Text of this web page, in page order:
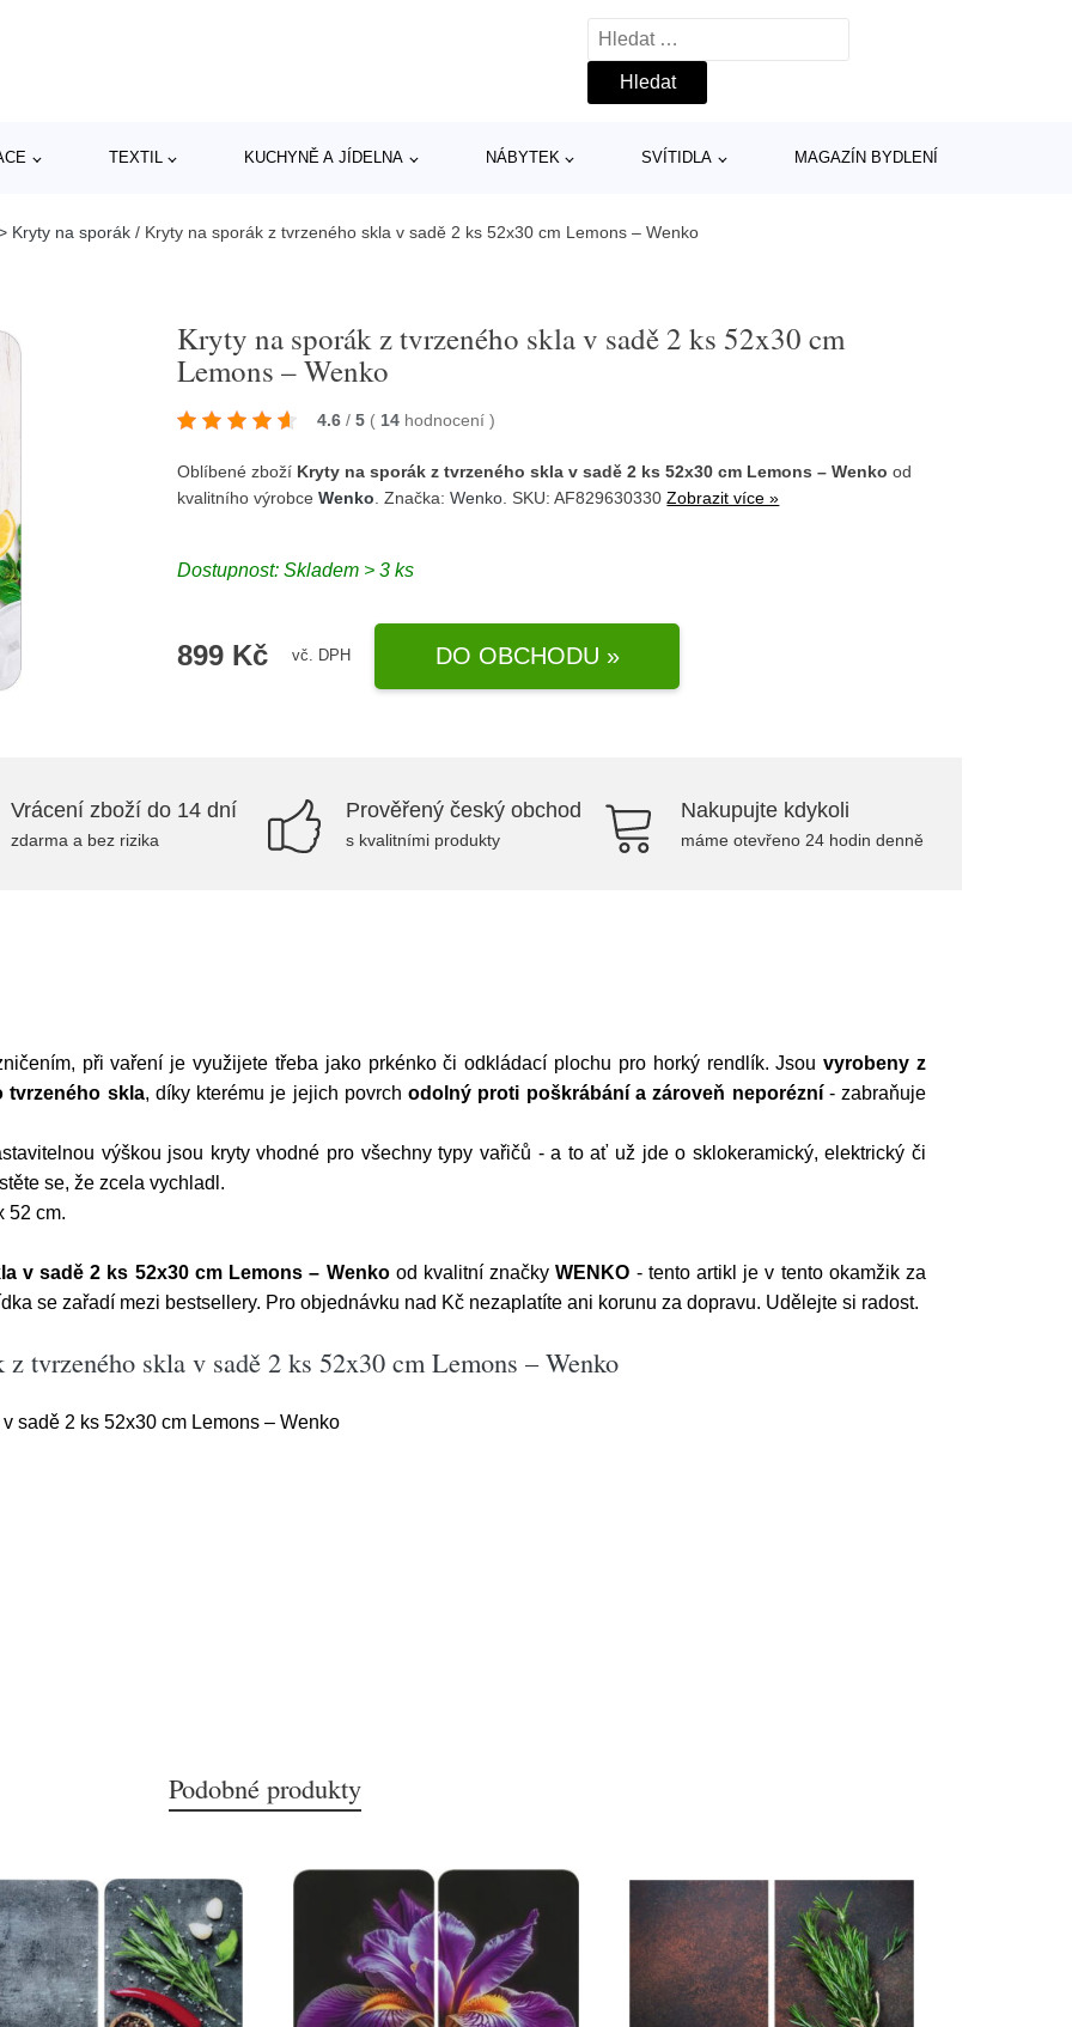
Vyhledávání
TEXTIL KUCHYNĚ A JÍDELNA NÁBYTEK SVÍTIDLA MAGAZÍN BYDLENÍ
Kryty na sporák / Kryty na sporák z tvrzeného skla v sadě 2 ks 52x30 cm Lemons – Wenko
Kryty na sporák z tvrzeného skla v sadě 2 ks 52x30 cm
Lemons – Wenko
4.6 / 5 ( 14 hodnocení)
Oblíbené zboží Kryty na sporák z tvrzeného skla v sadě 2 ks 52x30 cm Lemons – Wenko od
kvalitního výrobceWenko . Značka:Wenko . SKU: AF829630330Zobrazit více »
Dostupnost:Skladem > 3 ks
899 Kč vč. DPH DO OBCHODU »
Vrácení zboží do 14 dní
zdarma a bez rizika
Prověřený český obchod
s kvalitními produkty
Nakupujte kdykoli
máme otevřeno 24 hodin denně
při vaření je využijete třeba jako prkénko či odkládací plochu pro horký rendlík. Jsouvyrobeny z
tvrzeného skla, díky kterému je jejich povrchodolný proti poškrábání a zároveň neporézní- zabraňuje
výškou jsou kryty vhodné pro všechny typy vařičů - a to ať už jde o sklokeramický, elektrický či
se, že zcela vychladl.
52 cm.
v sadě 2 ks 52x30 cm Lemons – Wenkood kvalitní značkyWENKO - tento artikl je v tento okamžik za
se zařadí mezi bestsellery. Pro objednávku nad Kč nezaplatíte ani korunu za dopravu. Udělejte si radost.
tvrzeného skla v sadě 2 ks 52x30 cm Lemons – Wenko
sadě 2 ks 52x30 cm Lemons – Wenko
Podobné produkty